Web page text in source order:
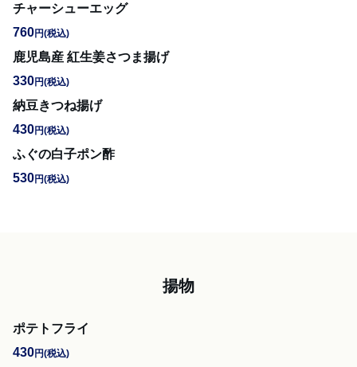
チャーシューエッグ
760円(税込)
鹿児島産 紅生姜さつま揚げ
330円(税込)
納豆きつね揚げ
430円(税込)
ふぐの白子ポン酢
530円(税込)
揚物
ポテトフライ
430円(税込)